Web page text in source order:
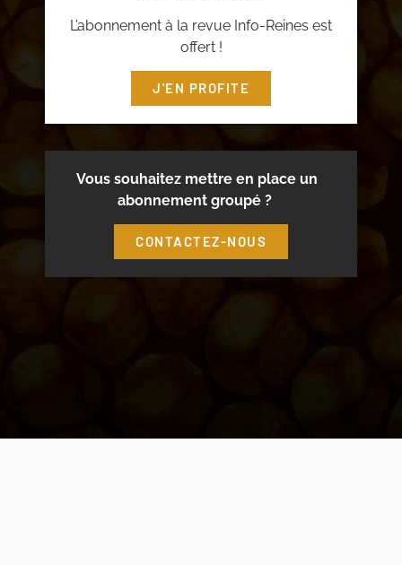
L’abonnement à la revue Info-Reines est
offert !
J'EN PROFITE
Vous souhaitez mettre en place un
abonnement groupé ?
CONTACTEZ-NOUS